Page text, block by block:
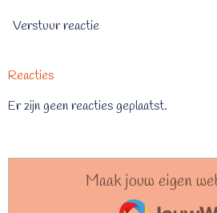
Verstuur reactie
Reacties
Er zijn geen reacties geplaatst.
Maak jouw eigen
JouwWeb